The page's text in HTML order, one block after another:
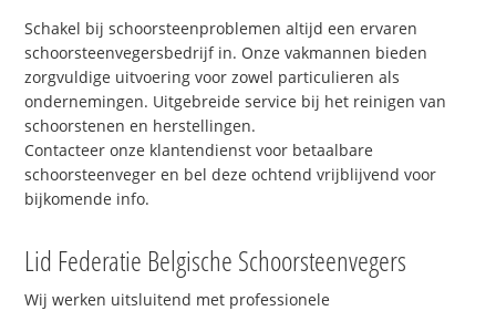
Schakel bij schoorsteenproblemen altijd een ervaren
schoorsteenvegersbedrijf in. Onze vakmannen bieden
zorgvuldige uitvoering voor zowel particulieren als
ondernemingen. Uitgebreide service bij het reinigen van
schoorstenen en herstellingen.
Contacteer onze klantendienst voor betaalbare
schoorsteenveger en bel deze ochtend vrijblijvend voor
bijkomende info.
Lid Federatie Belgische Schoorsteenvegers
Wij werken uitsluitend met professionele